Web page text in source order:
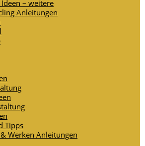
– weitere
Anleitungen
Tipps
Werken Anleitungen